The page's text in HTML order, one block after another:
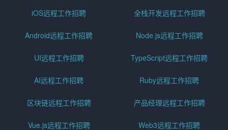
iOS远程工作招聘 全栈开发远程工作招聘
Android远程工作招聘 Node.js远程工作招聘
UI远程工作招聘 TypeScript远程工作招聘
AI远程工作招聘 Ruby远程工作招聘
区块链远程工作招聘 产品经理远程工作招聘
Vue.js远程工作招聘 Web3远程工作招聘